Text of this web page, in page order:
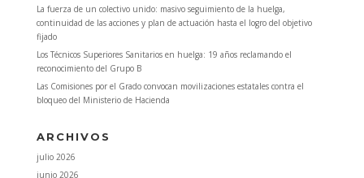
La fuerza de un colectivo unido: masivo seguimiento de la huelga,
continuidad de las acciones y plan de actuación hasta el logro del objetivo
fijado
Los Técnicos Superiores Sanitarios en huelga: 19 años reclamando el
reconocimiento del Grupo B
Las Comisiones por el Grado convocan movilizaciones estatales contra el
bloqueo del Ministerio de Hacienda
ARCHIVOS
julio 2026
junio 2026